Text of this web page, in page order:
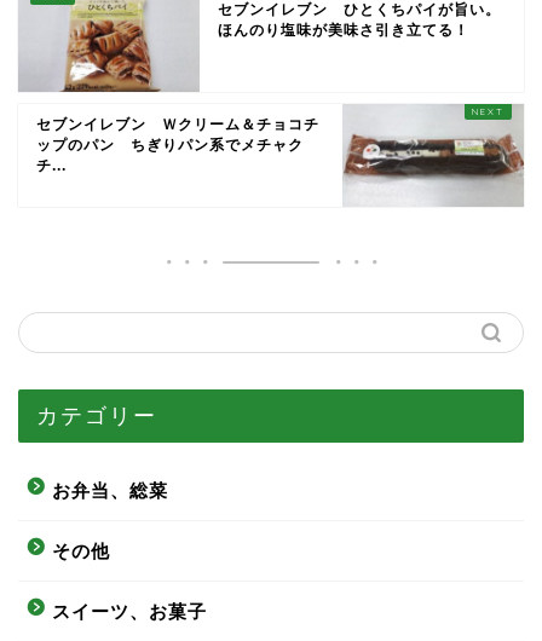
セブンイレブン ひとくちパイが旨い。
ほんのり塩味が美味さ引き立てる！
セブンイレブン Ｗクリーム＆チョコチ
ップのパン ちぎりパン系でメチャク
チ...
カテゴリー
お弁当、総菜
その他
スイーツ、お菓子